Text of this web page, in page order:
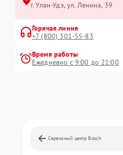
г. Улан-Удэ, ул. Ленина, 39
Горячая линия
+7 (800) 301-55-83
Время работы
Ежедневно с 9:00 до 21:00
Сервисный центр Bosch